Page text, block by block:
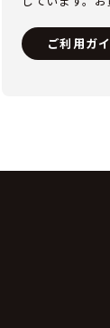
ご利用ガ